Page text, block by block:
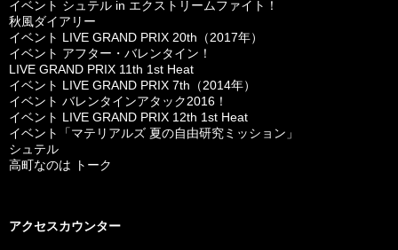
イベント シュテル in エクストリームファイト！
秋風ダイアリー
イベント LIVE GRAND PRIX 20th（2017年）
イベント アフター・バレンタイン！
LIVE GRAND PRIX 11th 1st Heat
イベント LIVE GRAND PRIX 7th（2014年）
イベント バレンタインアタック2016！
イベント LIVE GRAND PRIX 12th 1st Heat
イベント「マテリアルズ 夏の自由研究ミッション」
シュテル
高町なのは トーク
アクセスカウンター